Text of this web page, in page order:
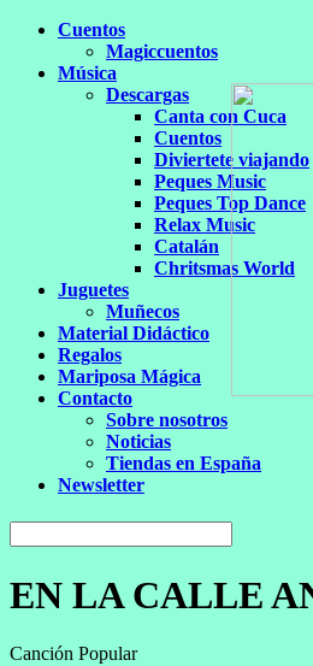
Cuentos
Magiccuentos
Música
Descargas
Canta con Cuca
Cuentos
Diviertete viajando
Peques Music
Peques Top Dance
Relax Music
Catalán
Chritsmas World
Juguetes
Muñecos
Material Didáctico
Regalos
Mariposa Mágica
Contacto
Sobre nosotros
Noticias
Tiendas en España
Newsletter
EN LA CALLE
Canción Popular